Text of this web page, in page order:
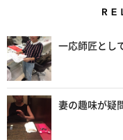
一応師匠とし
妻の趣味が疑